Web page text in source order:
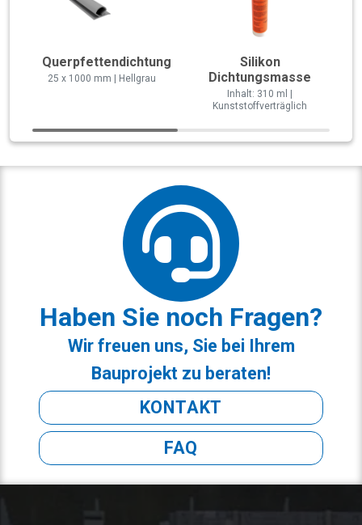
Querpfettendichtung
25 x 1000 mm | Hellgrau
Silikon
Dichtungsmasse
Inhalt: 310 ml |
Kunststoffverträglich
Haben Sie noch Fragen?
Wir freuen uns, Sie bei Ihrem
Bauprojekt zu beraten!
KONTAKT
FAQ